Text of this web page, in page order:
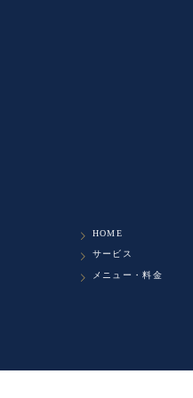
HOME
サービス
メニュー・料金